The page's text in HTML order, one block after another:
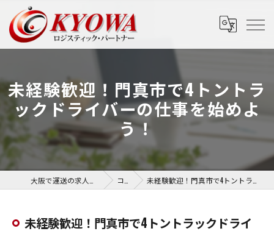
未経験歓迎！門真市で4トントラ
ックドライバーの仕事を始めよ
う！
コラム 未経験歓迎！門真市で4トントラックドライバーの仕事を始めよう！
未経験歓迎！門真市で4トントラックドライ